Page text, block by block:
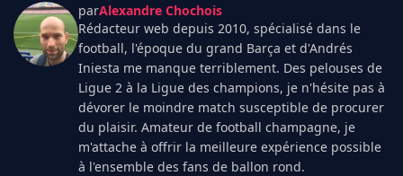
parAlexandre Chochois
Rédacteur web depuis 2010, spécialisé dans le
football, l'époque du grand Barça et d'Andrés
Iniesta me manque terriblement. Des pelouses de
Ligue 2 à la Ligue des champions, je n'hésite pas à
dévorer le moindre match susceptible de procurer
du plaisir. Amateur de football champagne, je
m'attache à offrir la meilleure expérience possible
à l'ensemble des fans de ballon rond.